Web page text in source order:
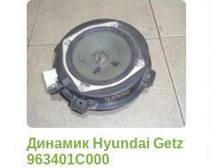
Динамик Hyundai Getz
963401C000